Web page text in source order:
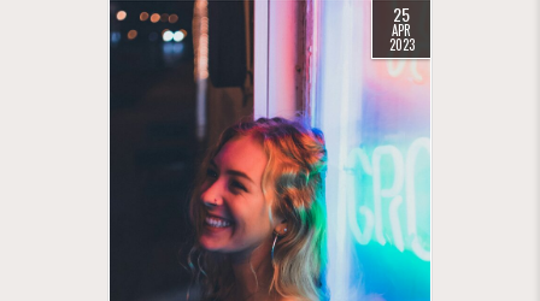
25
APR
2023